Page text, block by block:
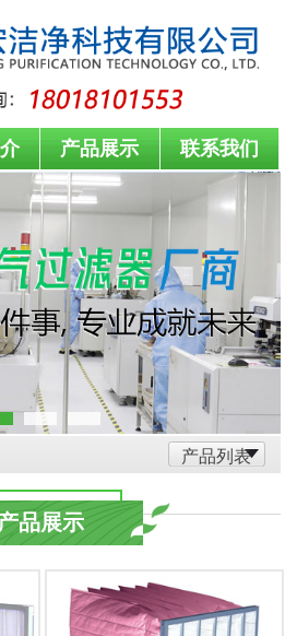
产品展示 联系我们
产品列表
品展示